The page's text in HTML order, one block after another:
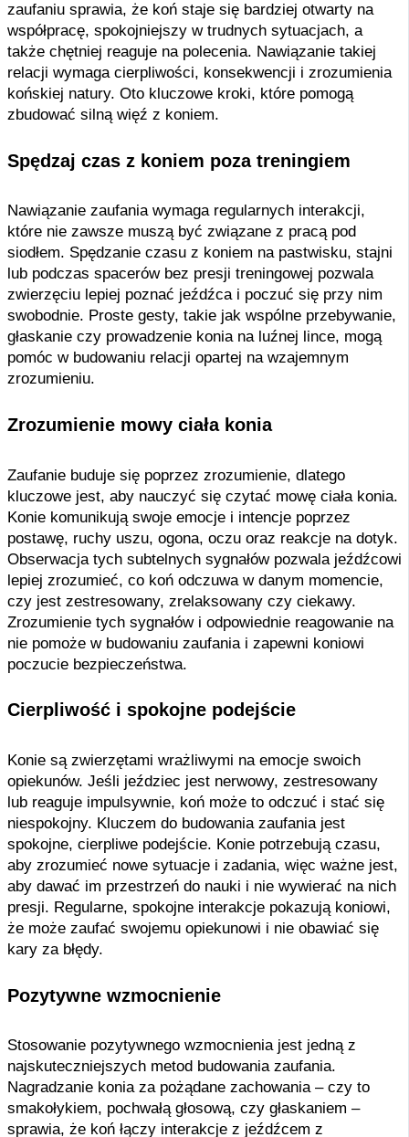
zaufaniu sprawia, że koń staje się bardziej otwarty na
współpracę, spokojniejszy w trudnych sytuacjach, a
także chętniej reaguje na polecenia. Nawiązanie takiej
relacji wymaga cierpliwości, konsekwencji i zrozumienia
końskiej natury. Oto kluczowe kroki, które pomogą
zbudować silną więź z koniem.
Spędzaj czas z koniem poza treningiem
Nawiązanie zaufania wymaga regularnych interakcji,
które nie zawsze muszą być związane z pracą pod
siodłem. Spędzanie czasu z koniem na pastwisku, stajni
lub podczas spacerów bez presji treningowej pozwala
zwierzęciu lepiej poznać jeźdźca i poczuć się przy nim
swobodnie. Proste gesty, takie jak wspólne przebywanie,
głaskanie czy prowadzenie konia na luźnej lince, mogą
pomóc w budowaniu relacji opartej na wzajemnym
zrozumieniu.
Zrozumienie mowy ciała konia
Zaufanie buduje się poprzez zrozumienie, dlatego
kluczowe jest, aby nauczyć się czytać mowę ciała konia.
Konie komunikują swoje emocje i intencje poprzez
postawę, ruchy uszu, ogona, oczu oraz reakcje na dotyk.
Obserwacja tych subtelnych sygnałów pozwala jeźdźcowi
lepiej zrozumieć, co koń odczuwa w danym momencie,
czy jest zestresowany, zrelaksowany czy ciekawy.
Zrozumienie tych sygnałów i odpowiednie reagowanie na
nie pomoże w budowaniu zaufania i zapewni koniowi
poczucie bezpieczeństwa.
Cierpliwość i spokojne podejście
Konie są zwierzętami wrażliwymi na emocje swoich
opiekunów. Jeśli jeździec jest nerwowy, zestresowany
lub reaguje impulsywnie, koń może to odczuć i stać się
niespokojny. Kluczem do budowania zaufania jest
spokojne, cierpliwe podejście. Konie potrzebują czasu,
aby zrozumieć nowe sytuacje i zadania, więc ważne jest,
aby dawać im przestrzeń do nauki i nie wywierać na nich
presji. Regularne, spokojne interakcje pokazują koniowi,
że może zaufać swojemu opiekunowi i nie obawiać się
kary za błędy.
Pozytywne wzmocnienie
Stosowanie pozytywnego wzmocnienia jest jedną z
najskuteczniejszych metod budowania zaufania.
Nagradzanie konia za pożądane zachowania – czy to
smakołykiem, pochwałą głosową, czy głaskaniem –
sprawia, że koń łączy interakcje z jeźdźcem z